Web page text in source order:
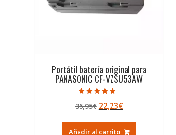
Portátil batería original para
PANASONIC CF-VZSU53AW
4.50
de 5
36,95€ El
original
22,23€El
actual
Añadir al carrito